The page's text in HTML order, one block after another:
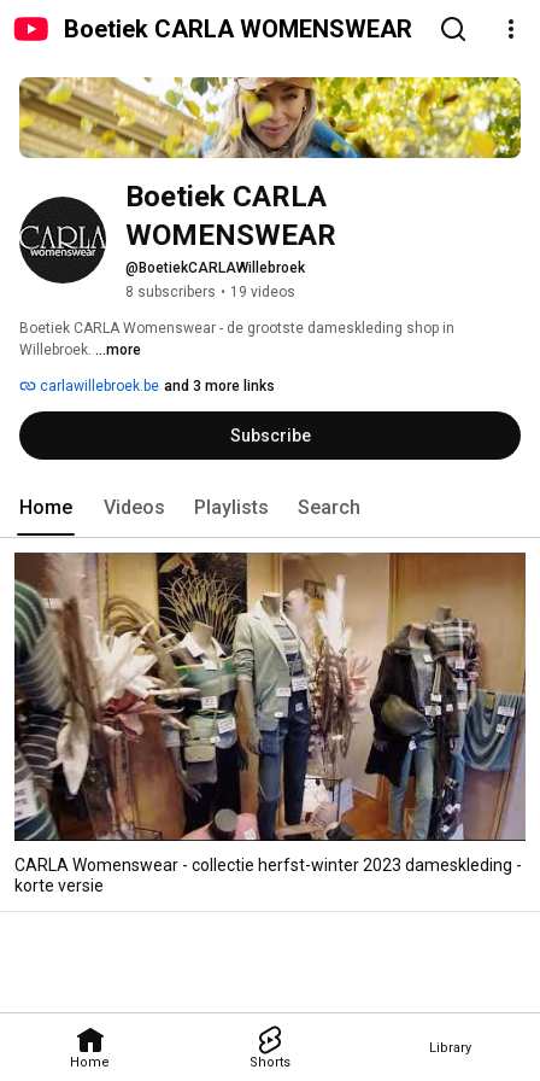
Boetiek CARLA WOMENSWEAR
Home Shorts
Library
Boetiek CARLA
WOMENSWEAR
@BoetiekCARLAWillebroek
8 subscribers • 19 videos
Boetiek CARLA Womenswear - de grootste dameskleding shop in
Willebroek. ...more
carlawillebroek.be and 3 more links
Subscribe
Home Videos Playlists Search
CARLA Womenswear - collectie herfst-winter 2023 dameskleding -
korte versie